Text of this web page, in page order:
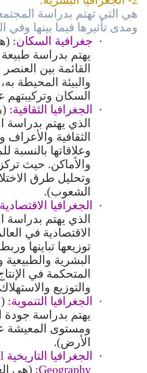
هي التي تهتم بدراسة
ومدى تأثيرها فيما بينها وفي
·
جغرافية السكان:
يهتم بدراسة طبيعة
القائمة بين
والبيئة المحيطة
السكان
·
الجغرافيا الثقافية:
الذي يهتم بدراسة
الثقافية والأعراف
وعلاقاتها بالنسبة
والأماكن. حيث
وتحليل طرق
الشعوب).
·
الجغرافيا
الذي يهتم بدراسة
الاقتصادية في
توزيعها تباينها
البشرية
المتحكمة في
والتوزيع
·
الجغرافيا التنموية:
يهتم بدراسة جودة
ومستوى المعيشة
الأرض).
·
الجغرافيا التاريخية
Geography
: (هي